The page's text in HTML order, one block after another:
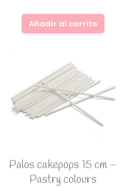
Añadir al carrito
Palos cakepops 15 cm –
Pastry colours